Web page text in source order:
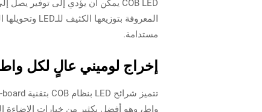
مستدامة.
إخراج لوميني عالٍ لكل